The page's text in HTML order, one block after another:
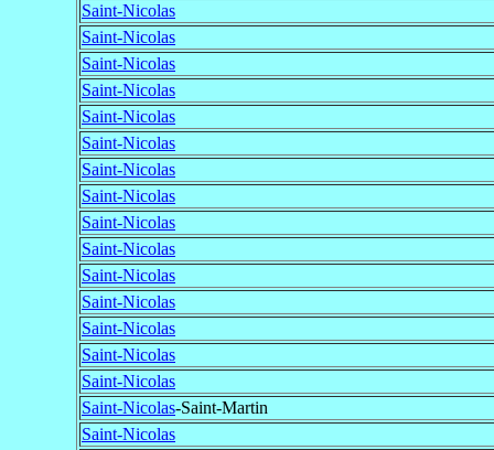
Saint-Nicolas
Saint-Nicolas
Saint-Nicolas
Saint-Nicolas
Saint-Nicolas
Saint-Nicolas
Saint-Nicolas
Saint-Nicolas
Saint-Nicolas
Saint-Nicolas
Saint-Nicolas
Saint-Nicolas
Saint-Nicolas
Saint-Nicolas
Saint-Nicolas
Saint-Nicolas-Saint-Martin
Saint-Nicolas